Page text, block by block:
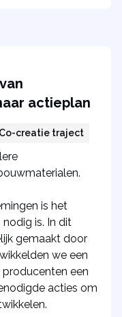
actieplan
Co-creatie traject
is het
is. In dit
gemaakt door
we een
een
acties om